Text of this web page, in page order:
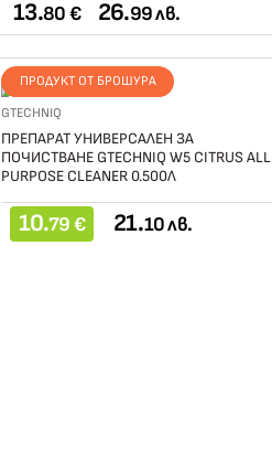
13.80 € 26.99 лв.
ПРОДУКТ ОТ БРОШУРА
GTECHNIQ
ПРЕПАРАТ УНИВЕРСАЛЕН ЗА
ПОЧИСТВАНЕ GTECHNIQ W5 CITRUS ALL
PURPOSE CLEANER 0.500Л
10.79 € 21.10 лв.